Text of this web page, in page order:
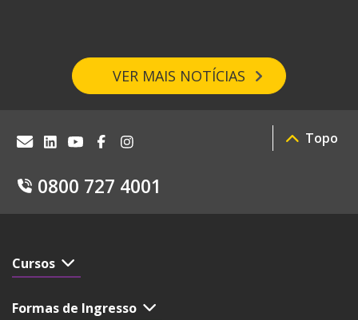
VER MAIS NOTÍCIAS
0800 727 4001
Topo
Cursos
Formas de Ingresso